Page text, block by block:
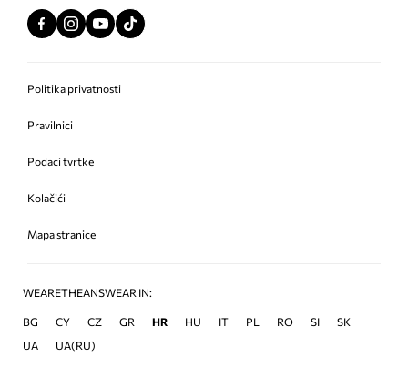
Politika privatnosti
Pravilnici
Podaci tvrtke
Kolačići
Mapa stranice
WEARETHEANSWEAR IN:
BG CY CZ GR HR HU IT PL RO SI
SK
UA
UA(RU)